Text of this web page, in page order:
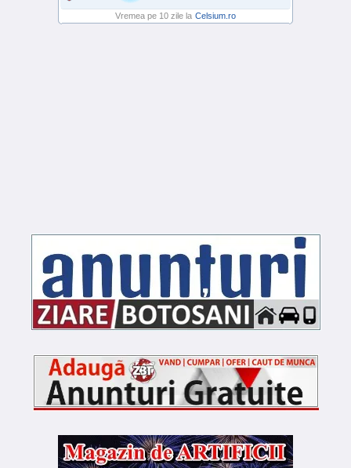
Vremea pe 10 zile la Celsium.ro